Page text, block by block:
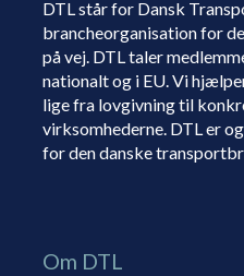
DTL står for Dansk
brancheorganisation for
på vej. DTL taler
nationalt og i EU. Vi
lige fra lovgivning til
virksomhederne. DTL er
for den danske
Om DTL